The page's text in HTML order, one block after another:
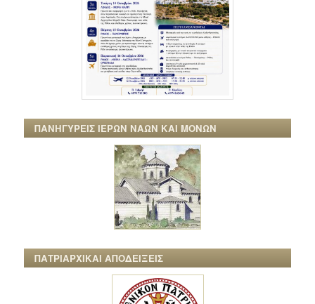
ΠΑΝΗΓΥΡΕΙΣ ΙΕΡΩΝ ΝΑΩΝ ΚΑΙ ΜΟΝΩΝ
ΠΑΤΡΙΑΡΧΙΚΑΙ ΑΠΟΔΕΙΞΕΙΣ